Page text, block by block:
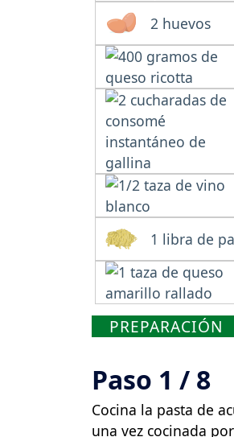
2 huevos
1 libra de
PREPARACIÓN
Paso 1 / 8
Cocina la pasta de
una vez cocinada